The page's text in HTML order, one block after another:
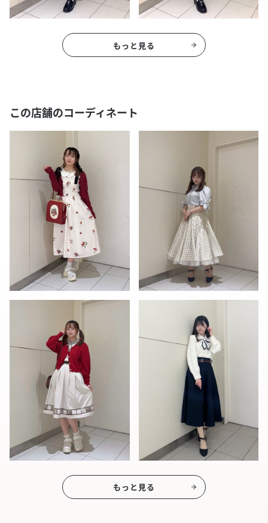
もっと見る
この店舗のコーディネート
もっと見る